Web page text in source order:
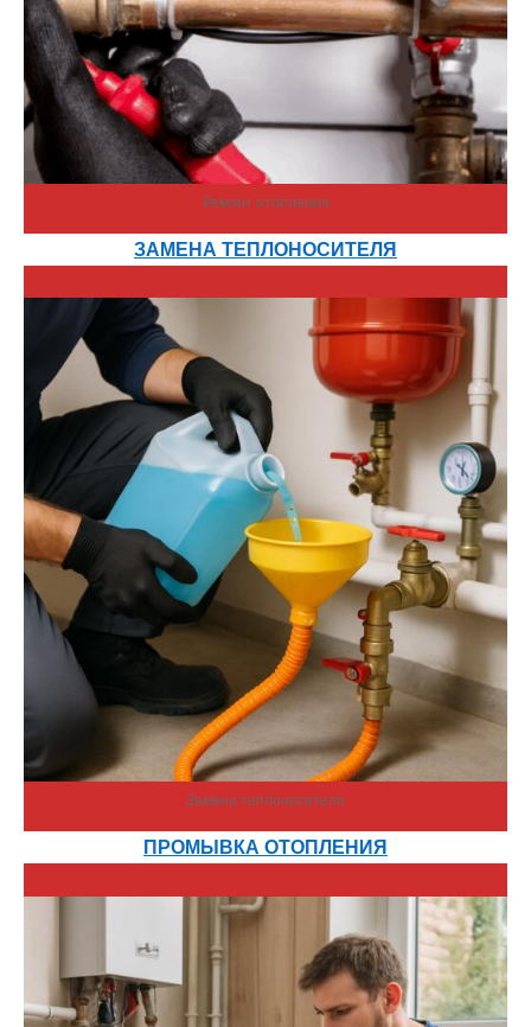
Ремонт отопления
ЗАМЕНА ТЕПЛОНОСИТЕЛЯ
Замена теплоносителя
ПРОМЫВКА ОТОПЛЕНИЯ